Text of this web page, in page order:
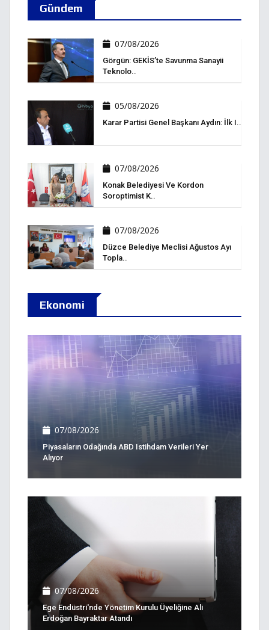
Gündem
07/08/2026
Görgün: GEKİS’te Savunma Sanayii
Teknolo..
05/08/2026
Karar Partisi Genel Başkanı Aydın: İlk I..
07/08/2026
Konak Belediyesi Ve Kordon
Soroptimist K..
07/08/2026
Düzce Belediye Meclisi Ağustos Ayı
Topla..
Ekonomi
07/08/2026
Piyasaların Odağında ABD Istihdam Verileri Yer
Alıyor
07/08/2026
Ege Endüstri'nde Yönetim Kurulu Üyeliğine Ali
Erdoğan Bayraktar Atandı